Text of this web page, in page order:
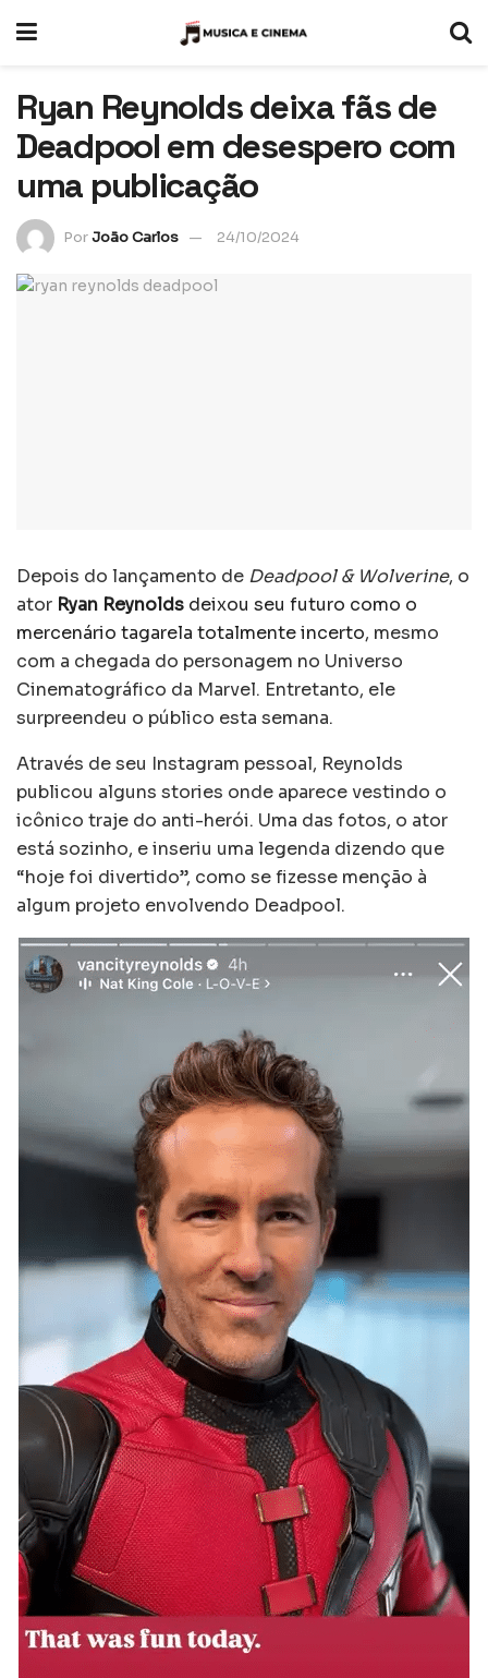
Ryan Reynolds deixa fãs de
Deadpool em desespero com
uma publicação
PorJoão Carlos 24/10/2024
Depois do lançamento de Deadpool & Wolverine, o
ator Ryan Reynolds deixou seu futuro como o
mercenário tagarela totalmente incerto, mesmo
com a chegada do personagem no Universo
Cinematográfico da Marvel. Entretanto, ele
surpreendeu o público esta semana.
Através de seu Instagram pessoal, Reynolds
publicou alguns stories onde aparece vestindo o
icônico traje do anti-herói. Uma das fotos, o ator
está sozinho, e inseriu uma legenda dizendo que
“hoje foi divertido”, como se fizesse menção à
algum projeto envolvendo Deadpool.